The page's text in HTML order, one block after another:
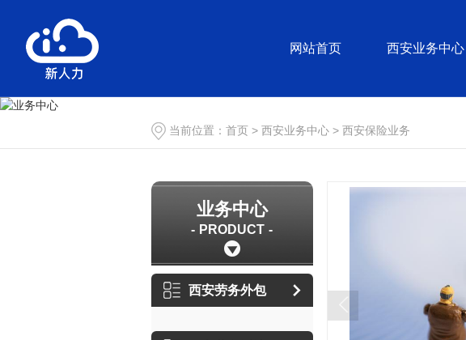
网站首页 西安业务中心
当前位置： 首页 > 西安业务中心 > 西安保险业务
业务中心
PRODUCT
西安劳务外包